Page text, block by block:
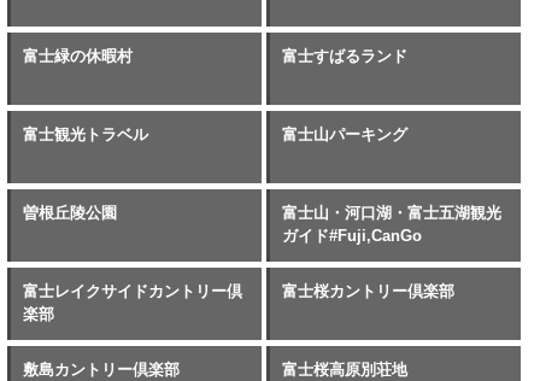
富士緑の休暇村 富士すばるランド
富士観光トラベル 富士山パーキング
曽根丘陵公園
富士山・河口湖・富士五湖観光
ガイド#Fuji,CanGo
富士レイクサイドカントリー倶
楽部
富士桜カントリー倶楽部
敷島カントリー倶楽部 富士桜高原別荘地